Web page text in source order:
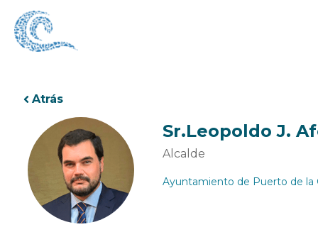
contenido
Atrás
Sr.Leopoldo J.
Alcalde
Ayuntamiento de Puerto de la